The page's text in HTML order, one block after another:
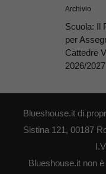
Archivio
Scuola: Il
per
Cattedre
2026/2027
Blueshouse.it di
Sistina 121, 00187
Blueshouse.it non